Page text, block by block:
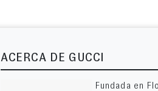
ACERCA DE GUCCI
Fundada en